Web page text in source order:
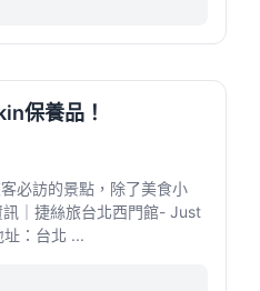
保養品！
必訪的景點，除了美食小
｜捷絲旅台北西門館- Just
：台北 ...